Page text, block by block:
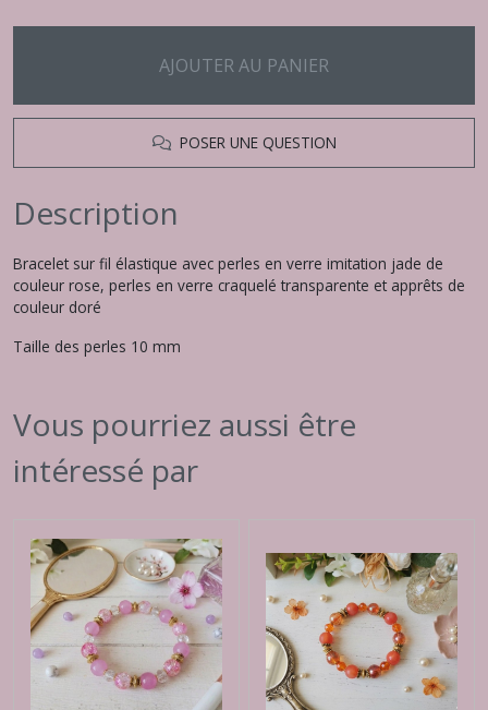
AJOUTER AU PANIER
POSER UNE QUESTION
Description
Bracelet sur fil élastique avec perles en verre imitation jade de
couleur rose, perles en verre craquelé transparente et apprêts de
couleur doré
Taille des perles 10 mm
Vous pourriez aussi être
intéressé par